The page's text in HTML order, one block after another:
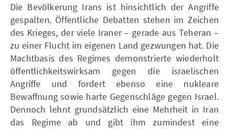
Die Bevölkerung Irans ist hinsichtlich der Angriffe
gespalten. Öffentliche Debatten stehen im Zeichen
des Krieges, der viele Iraner – gerade aus Teheran –
zu einer Flucht im eigenen Land gezwungen hat. Die
Machtbasis des Regimes demonstrierte wiederholt
öffentlichkeitswirksam gegen die israelischen
Angriffe und fordert ebenso eine nukleare
Bewaffnung sowie harte Gegenschläge gegen Israel.
Dennoch lehnt grundsätzlich eine Mehrheit in Iran
das Regime ab und gibt ihm zumindest eine